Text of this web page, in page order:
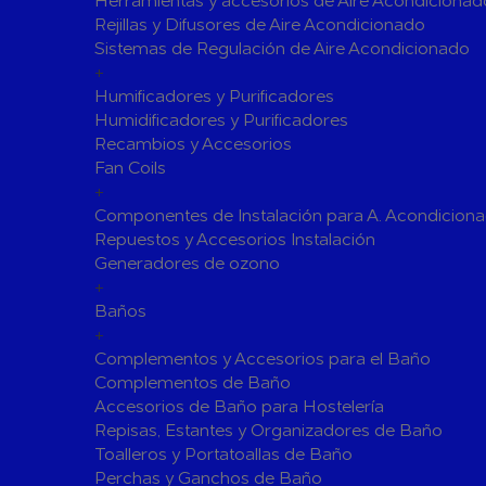
Válvulas para Calefacción
Válvulas Radiador
Válv.
Válvulas de Seguridad
Bombas de calor para ACS
Cocinas
Fregaderos
Grifería de Cocina
Contra Incendios
Accesorios y Grupos Contra Incendios
Energías Renovables
Calderas y estufas de biomasa
Sistemas de Energía Solar Térmica
Estructuras de soporte
Rejillas y Difusores de Aire Acondicionado
Sistemas de Regulación de Aire Acondicionado
+
Humificadores y Purificadores
Humidificadores y Purificadores
Recambios y Accesorios
Fan Coils
+
Componentes de Instalación para A.
Repuestos y Accesorios Instalación
Generadores de ozono
+
Baños
+
Complementos y Accesorios para el Baño
Complementos de Baño
Accesorios de Baño para Hostelería
Repisas, Estantes y Organizadores de Baño
Toalleros y Portatoallas de Baño
Perchas y Ganchos de Baño